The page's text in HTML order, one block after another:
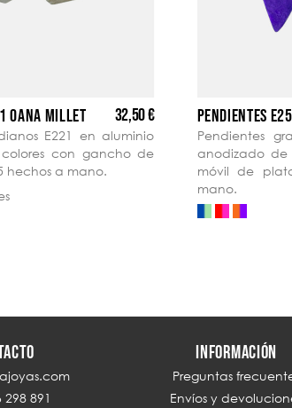
OANA MILLET 32,50 €
E221 en aluminio
con gancho de
hechos a mano.
PENDIENTES
Pendientes
anodizado de
móvil de
mano.
298 891
INFORMACIÓN
Preguntas
Envíos y